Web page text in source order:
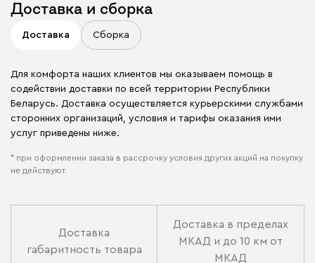
Доставка и сборка
Доставка Сборка
Для комфорта наших клиентов мы оказываем помощь в
содействии доставки по всей территории Республики
Беларусь. Доставка осуществляется курьерскими службами
сторонних организаций, условия и тарифы оказания ими
услуг приведены ниже.
* при оформлении заказа в рассрочку условия других акций на покупку
не действуют.
Доставка
габаритность товара
Доставка в пределах
МКАД и до 10 км от
МКАД